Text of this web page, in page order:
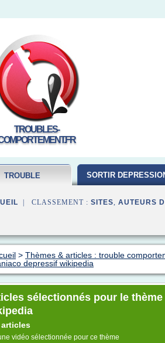
TROUBLES-
TROUBLE SORTIR
| CLASSEMENT : SITES, AUTEURS
> Thèmes & articles : trouble
depressif wikipedia
sélectionnés pour le
articles
vidéo sélectionnée pour ce thème